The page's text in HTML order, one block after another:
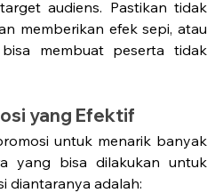
audiens. Pastikan tidak
memberikan efek sepi, atau
membuat peserta tidak
yang Efektif
untuk menarik banyak
yang bisa dilakukan untuk
diantaranya adalah: